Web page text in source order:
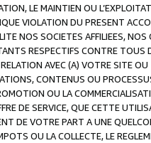
LE MAINTIEN OU
VIOLATION DU PRESENT
NOS SOCIETES AFFILIEES,
RESPECTIFS CONTRE
AVEC (A) VOTRE SITE
CONTENUS OU
OU LA
DE SERVICE, QUE CETTE
DE VOTRE PART A UNE
OU LA COLLECTE, LE